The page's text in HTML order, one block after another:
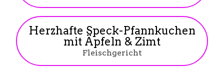
Herzhafte Speck-Pfannkuchen
mit Äpfeln & Zimt
Fleischgericht